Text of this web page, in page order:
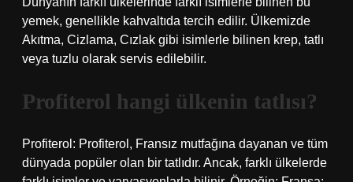
yemek, genellikle kahvaltıda tercih edilir. Ülkemizde
Akıtma, Cizlama, Cızlak gibi isimlerle bilinen krep, tatlı
veya tuzlu olarak servis edilebilir.
Profiterol hangi ülkenin tatlısı?
Profiterol: Profiterol, Fransız mutfağına dayanan ve tüm
dünyada popüler olan bir tatlıdır. Ancak, farklı ülkelerde